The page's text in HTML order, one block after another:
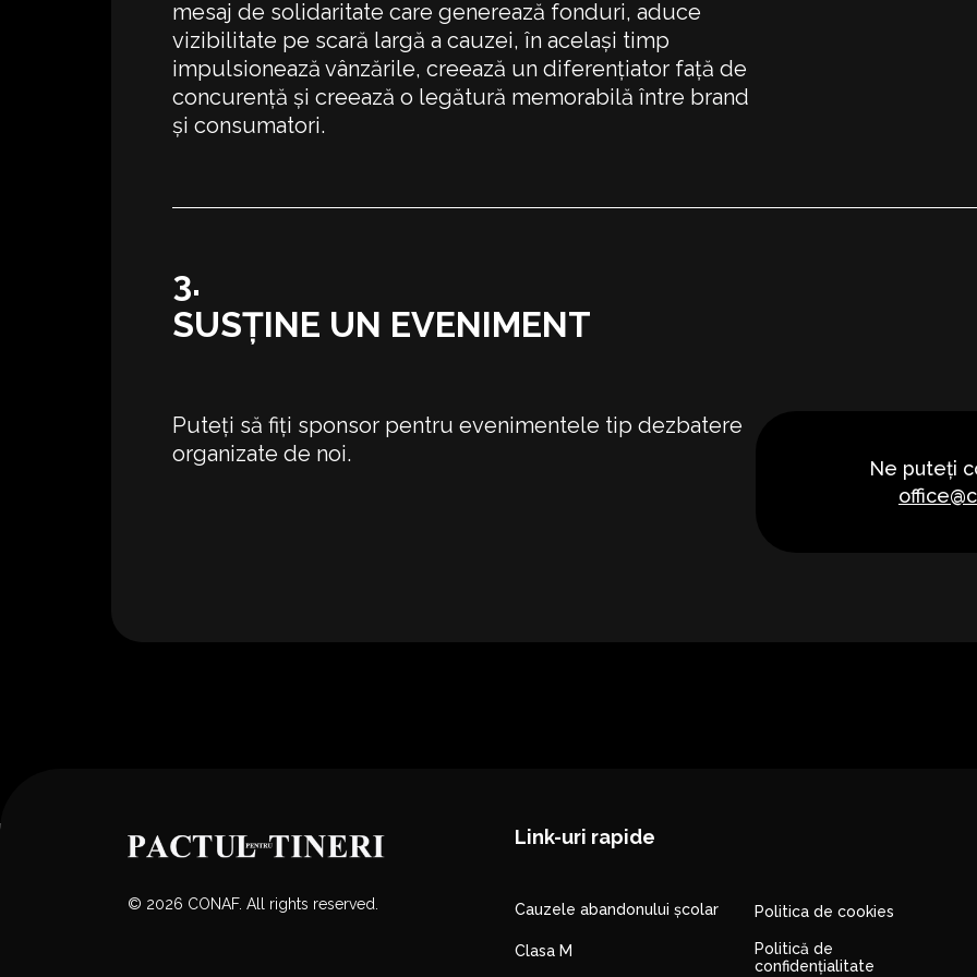
mesaj de solidaritate care generează fonduri, aduce
vizibilitate pe scară largă a cauzei, în același timp
impulsionează vânzările, creează un diferențiator față de
concurență și creează o legătură memorabilă între brand
și consumatori.
3.
SUSȚINE UN EVENIMENT
Puteți să fiți sponsor pentru evenimentele tip dezbatere
organizate de noi.
Ne puteți
© 2026 CONAF. All rights reserved.
Link-uri rapide
Cauzele abandonului școlar
Clasa M
Politica de cookies
Politică de
confidențialitate